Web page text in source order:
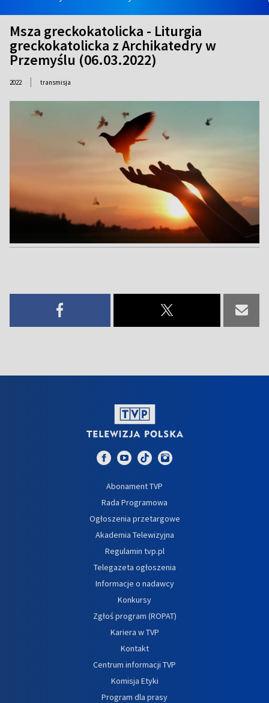
Msza greckokatolicka - Liturgia
greckokatolicka z Archikatedry w
Przemyślu (06.03.2022)
2022 | transmisja
Abonament TVP
Rada Programowa
Ogłoszenia przetargowe
Akademia Telewizyjna
Regulamin tvp.pl
Telegazeta ogłoszenia
Informacje o nadawcy
Konkursy
Zgłoś program (ROPAT)
Kariera w TVP
Kontakt
Centrum informacji TVP
Komisja Etyki
Program dla prasy